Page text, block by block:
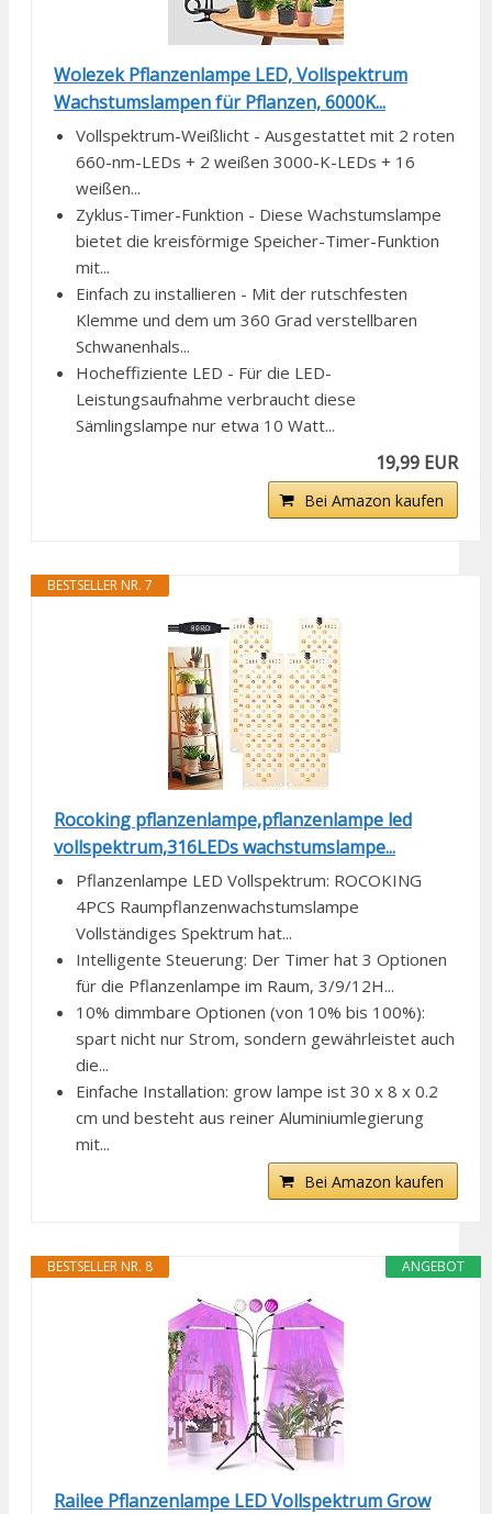
Wolezek Pflanzenlampe LED, Vollspektrum
Wachstumslampen für Pflanzen, 6000K...
Vollspektrum-Weißlicht - Ausgestattet mit 2 roten
660-nm-LEDs + 2 weißen 3000-K-LEDs + 16
weißen...
Zyklus-Timer-Funktion - Diese Wachstumslampe
bietet die kreisförmige Speicher-Timer-Funktion
mit...
Einfach zu installieren - Mit der rutschfesten
Klemme und dem um 360 Grad verstellbaren
Schwanenhals...
Hocheffiziente LED - Für die LED-
Leistungsaufnahme verbraucht diese
Sämlingslampe nur etwa 10 Watt...
19,99 EUR
Bei Amazon kaufen
BESTSELLER NR. 7
Rocoking pflanzenlampe,pflanzenlampe led
vollspektrum,316LEDs wachstumslampe...
Pflanzenlampe LED Vollspektrum: ROCOKING
4PCS Raumpflanzenwachstumslampe
Vollständiges Spektrum hat...
Intelligente Steuerung: Der Timer hat 3 Optionen
für die Pflanzenlampe im Raum, 3/9/12H...
10% dimmbare Optionen (von 10% bis 100%):
spart nicht nur Strom, sondern gewährleistet auch
die...
Einfache Installation: grow lampe ist 30 x 8 x 0.2
cm und besteht aus reiner Aluminiumlegierung
mit...
Bei Amazon kaufen
ANGEBOT
BESTSELLER NR. 8
Railee Pflanzenlampe LED Vollspektrum Grow